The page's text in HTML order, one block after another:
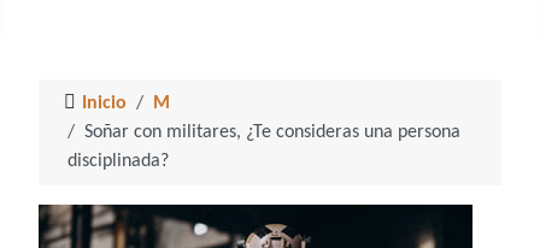
Inicio
M
Soñar con militares, ¿Te consideras una persona
disciplinada?